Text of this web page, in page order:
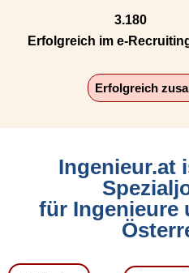
3.180
Erfolgreich im e-
Erfolgreich
Ingenieur.at
für Ingenieure